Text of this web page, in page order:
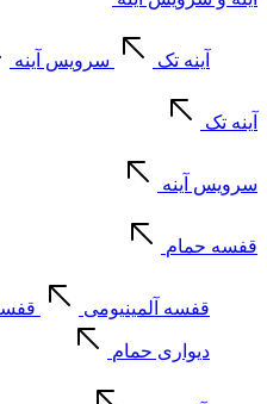
آینه تک سرویس آینه
آینه تک
سرویس آینه
قفسه حمام
قفسه آلمینیومی
دیواری حمام